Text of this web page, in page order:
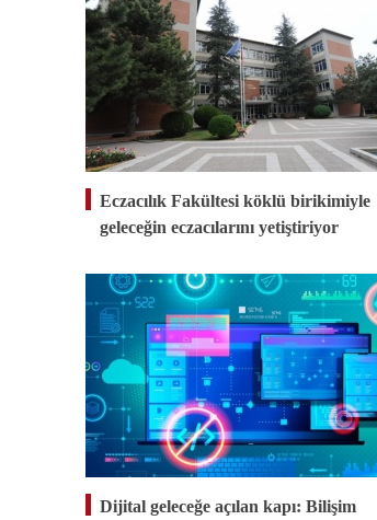
Eczacılık Fakültesi köklü birikimiyle
geleceğin eczacılarını yetiştiriyor
Dijital geleceğe açılan kapı: Bilişim